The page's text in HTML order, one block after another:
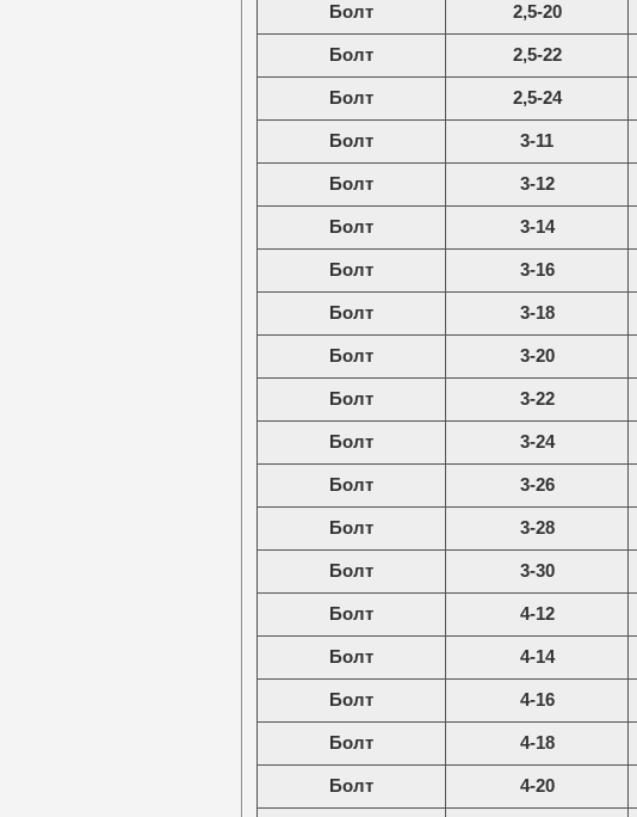
Болт 2,5-20
Болт 2,5-22
Болт 2,5-24
Болт 3-11
Болт 3-12
Болт 3-14
Болт 3-16
Болт 3-18
Болт 3-20
Болт 3-22
Болт 3-24
Болт 3-26
Болт 3-28
Болт 3-30
Болт 4-12
Болт 4-14
Болт 4-16
Болт 4-18
Болт 4-20